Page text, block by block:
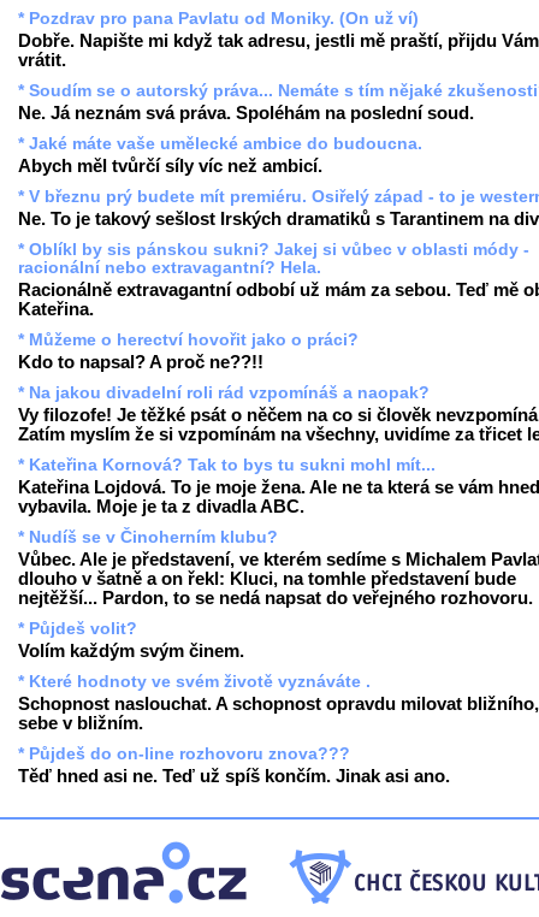
* Pozdrav pro pana Pavlatu od Moniky. (On už ví)
Dobře. Napište mi když tak adresu, jestli mě praští, přijdu
vrátit.
* Soudím se o autorský práva... Nemáte s tím nějaké
Ne. Já neznám svá práva. Spoléhám na poslední soud.
* Jaké máte vaše umělecké ambice do budoucna.
Abych měl tvůrčí síly víc než ambicí.
* V březnu prý budete mít premiéru. Osiřelý západ - to je
Ne. To je takový sešlost Irských dramatiků s Tarantinem na
* Oblíkl by sis pánskou sukni? Jakej si vůbec v oblasti módy -
racionální nebo extravagantní? Hela.
Racionálně extravagantní odbobí už mám za sebou. Teď mě
Kateřina.
* Můžeme o herectví hovořit jako o práci?
Kdo to napsal? A proč ne??!!
* Na jakou divadelní roli rád vzpomínáš a naopak?
Vy filozofe! Je těžké psát o něčem na co si člověk
Zatím myslím že si vzpomínám na všechny, uvidíme za třicet
* Kateřina Kornová? Tak to bys tu sukni mohl mít...
Kateřina Lojdová. To je moje žena. Ale ne ta která se vám hned
vybavila. Moje je ta z divadla ABC.
* Nudíš se v Činoherním klubu?
Vůbec. Ale je představení, ve kterém sedíme s Michalem
dlouho v šatně a on řekl: Kluci, na tomhle představení bude
nejtěžší... Pardon, to se nedá napsat do veřejného rozhovoru.
* Půjdeš volit?
Volím každým svým činem.
* Které hodnoty ve svém životě vyznáváte .
Schopnost naslouchat. A schopnost opravdu milovat
sebe v bližním.
* Půjdeš do on-line rozhovoru znova???
Těď hned asi ne. Teď už spíš končím. Jinak asi ano.